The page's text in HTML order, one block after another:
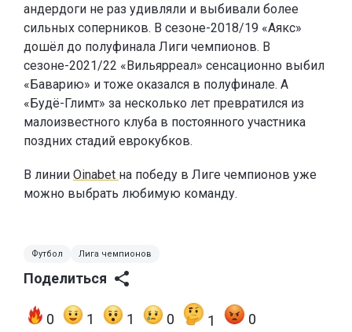
андердоги не раз удивляли и выбивали более
сильных соперников. В сезоне-2018/19 «Аякс»
дошёл до полуфинала Лиги чемпионов. В
сезоне-2021/22 «Вильярреал» сенсационно выбил
«Баварию» и тоже оказался в полуфинале. А
«Будё-Глимт» за несколько лет превратился из
малоизвестного клуба в постоянного участника
поздних стадий еврокубков.
В линии Oinabet на победу в Лиге чемпионов уже
можно выбрать любимую команду.
Футбол Лига чемпионов
Поделиться
0 1 1 0 1 0